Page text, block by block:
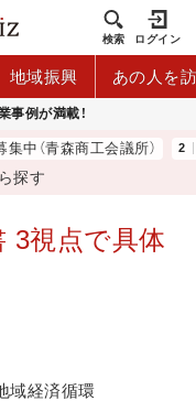
検索 ログイン
地域振興 あの人を
事例が満載！
中（青森商工会議所）
探す
3視点で具体
域経済循環